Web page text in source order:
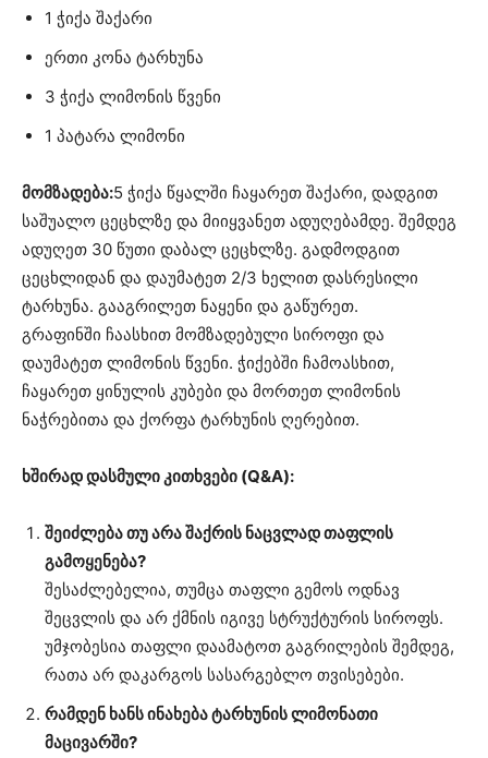
1 ჭიქა შაქარი
ერთი კონა ტარხუნა
3 ჭიქა ლიმონის წვენი
1 პატარა ლიმონი
მომზადება:5 ჭიქა წყალში ჩაყარეთ შაქარი, დადგით
საშუალო ცეცხლზე და მიიყვანეთ ადუღებამდე. შემდეგ
ადუღეთ 30 წუთი დაბალ ცეცხლზე. გადმოდგით
ცეცხლიდან და დაუმატეთ 2/3 ხელით დასრესილი
ტარხუნა. გააგრილეთ ნაყენი და გაწურეთ.
გრაფინში ჩაასხით მომზადებული სიროფი და
დაუმატეთ ლიმონის წვენი. ჭიქებში ჩამოასხით,
ჩაყარეთ ყინულის კუბები და მორთეთ ლიმონის
ნაჭრებითა და ქორფა ტარხუნის ღერებით.
ხშირად დასმული კითხვები (Q&A):
შეიძლება თუ არა შაქრის ნაცვლად თაფლის
გამოყენება?
შესაძლებელია, თუმცა თაფლი გემოს ოდნავ
შეცვლის და არ ქმნის იგივე სტრუქტურის სიროფს.
უმჯობესია თაფლი დაამატოთ გაგრილების შემდეგ,
რათა არ დაკარგოს სასარგებლო თვისებები.
რამდენ ხანს ინახება ტარხუნის ლიმონათი
მაცივარში?